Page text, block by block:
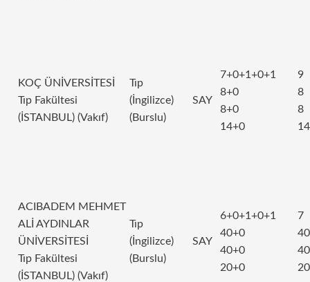
KOÇ ÜNİVERSİTESİ
Tıp Fakültesi
(İSTANBUL) (Vakıf)
Tıp
(İngilizce)
(Burslu)
SAY
7+0+1+0+1
8+0
8+0
14+0
9
8
8
14
ACIBADEM MEHMET
ALİ AYDINLAR
ÜNİVERSİTESİ
Tıp Fakültesi
(İSTANBUL) (Vakıf)
Tıp
(İngilizce)
(Burslu)
SAY
6+0+1+0+1
40+0
40+0
20+0
7
40
40
20